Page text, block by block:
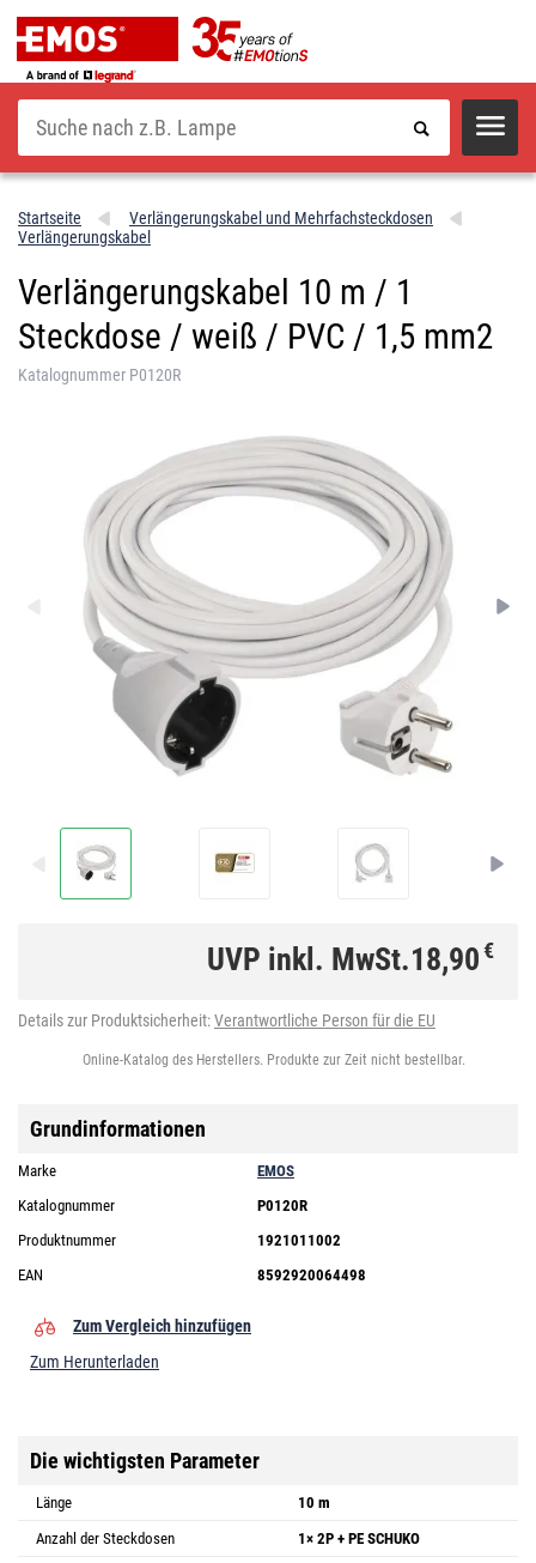
Suche
Startseite
Verlängerungskabel und Mehrfachsteckdosen
Verlängerungskabel
Verlängerungskabel 10 m / 1
Steckdose / weiß / PVC / 1,5 mm2
Katalognummer P0120R
UVP inkl. MwSt.18,90€
Details zur Produktsicherheit:Verantwortliche Person für die EU
Online-Katalog des Herstellers. Produkte zur Zeit nicht bestellbar.
Grundinformationen
Marke
EMOS
Katalognummer
P0120R
Produktnummer
1921011002
EAN
8592920064498
Zum Vergleich hinzufügen
Zum Herunterladen
Die wichtigsten Parameter
Länge
10 m
Anzahl der Steckdosen
1× 2P + PE SCHUKO